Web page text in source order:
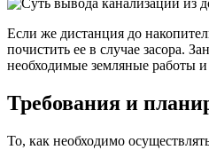
Если же дистанция до
почистить ее в случае засора.
необходимые земляные работы
Требования и
То, как необходимо